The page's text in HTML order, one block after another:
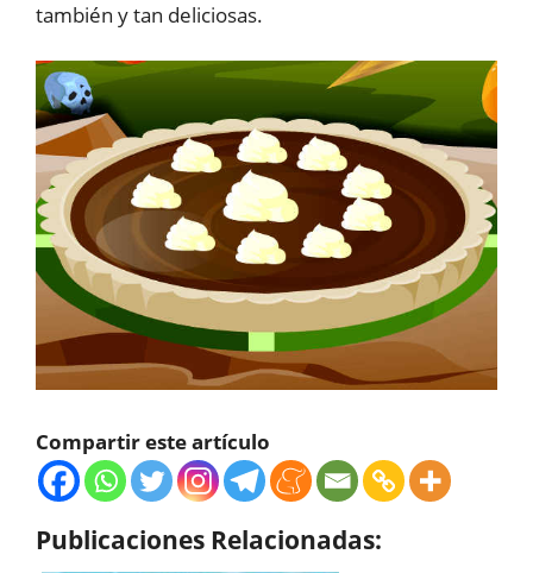
también y tan deliciosas.
Compartir este artículo
Publicaciones Relacionadas: